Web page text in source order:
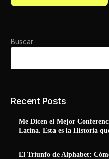
Buscar
Recent Posts
Me Dicen el Mejor
Latina. Esta es la Historia
El Triunfo de Alphabet: